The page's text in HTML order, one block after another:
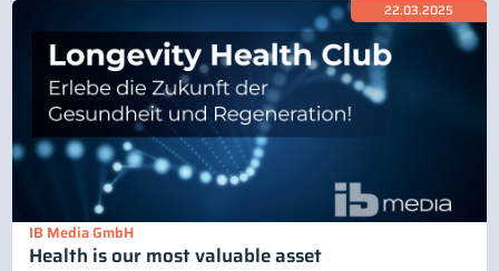
22.03.2025
IB Media GmbH
Health is our most valuable asset